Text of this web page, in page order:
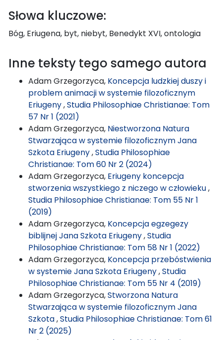
Słowa kluczowe:
Bóg, Eriugena, byt, niebyt, Benedykt XVI, ontologia
Inne teksty tego samego autora
Adam Grzegorzyca, Koncepcja ludzkiej duszy i
problem animacji w systemie filozoficznym
Eriugeny,Studia Philosophiae Christianae: Tom
57 Nr 1 (2021)
Adam Grzegorzyca, Niestworzona Natura
Stwarzająca w systemie filozoficznym Jana
Szkota Eriugeny,Studia Philosophiae
Christianae: Tom 60 Nr 2 (2024)
Adam Grzegorzyca, Eriugeny koncepcja
stworzenia wszystkiego z niczego w człowieku,
Studia Philosophiae Christianae: Tom 55 Nr 1
(2019)
Adam Grzegorzyca, Koncepcja egzegezy
biblijnej Jana Szkota Eriugeny,Studia
Philosophiae Christianae: Tom 58 Nr 1 (2022)
Adam Grzegorzyca, Koncepcja przebóstwienia
w systemie Jana Szkota Eriugeny,Studia
Philosophiae Christianae: Tom 55 Nr 4 (2019)
Adam Grzegorzyca,Stworzona Natura
Stwarzająca w systemie filozoficznym Jana
Szkota,Studia Philosophiae Christianae: Tom 61
Nr 2 (2025)